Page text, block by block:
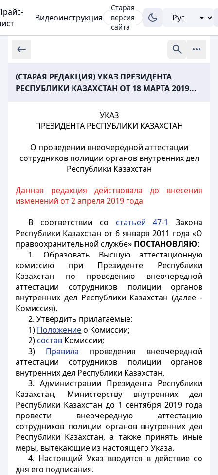
Видеоинструкция
Старая
версия
сайта
(СТАРАЯ РЕДАКЦИЯ) УКАЗ ПРЕЗИДЕНТА
РЕСПУБЛИКИ КАЗАХСТАН ОТ 18 МАРТА 2019...
УКАЗ
ПРЕЗИДЕНТА РЕСПУБЛИКИ КАЗАХСТАН
О проведении внеочередной аттестации
сотрудников полиции органов внутренних дел
Республики Казахстан
Данная редакция действовала до внесения
изменений от 2 апреля 2019 года
В соответствии со статьей 47-1
Закона
Республики Казахстан от 6 января 2011 года «О
правоохранительной службе» ПОСТАНОВЛЯЮ:
1. Образовать Высшую аттестационную
комиссию при Президенте Республики
Казахстан по проведению внеочередной
аттестации сотрудников полиции органов
внутренних дел Республики Казахстан (далее -
Комиссия).
2. Утвердить прилагаемые:
1) Положениео Комиссии;
2) состав Комиссии;
3) Правила проведения внеочередной
аттестации сотрудников полиции органов
внутренних дел Республики Казахстан.
3. Администрации Президента Республики
Казахстан, Министерству внутренних дел
Республики Казахстан до 1 сентября 2019 года
провести внеочередную аттестацию
сотрудников полиции органов внутренних дел
Республики Казахстан, а также принять иные
меры, вытекающие из настоящего Указа.
4. Настоящий Указ вводится в действие со
дня его подписания.